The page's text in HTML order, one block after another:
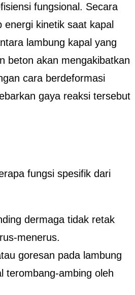
fungsional. Secara
kinetik saat kapal
lambung kapal yang
beton akan mengakibatkan
cara berdeformasi
gaya reaksi tersebut
fungsi spesifik dari
dermaga tidak retak
menerus.
goresan pada lambung
terombang-ambing oleh